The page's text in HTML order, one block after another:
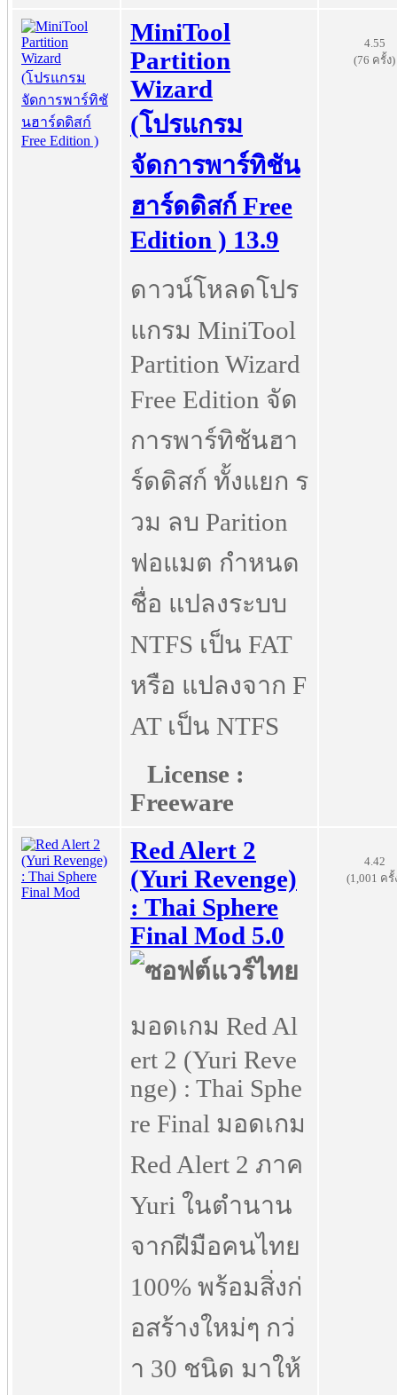
MiniTool
Partition
Wizard
(โปรแกรม
จัดการพาร์ทิชัน
ฮาร์ดดิสก์ Free
Edition ) 13.9
ดาวน์โหลดโปร
แกรม MiniTool
Partition Wizard
Free Edition จัด
การพาร์ทิชันฮา
ร์ดดิสก์ ทั้งแยก ร
วม ลบ Parition
ฟอแมต กำหนด
ชื่อ แปลงระบบ
NTFS เป็น FAT
หรือ แปลงจาก F
AT เป็น NTFS
License :
Freeware
4.55
(76 ครั้ง)
Red Alert 2
(Yuri Revenge)
: Thai Sphere
Final Mod 5.0
มอดเกม Red Al
ert 2 (Yuri Reve
nge) : Thai Sphe
re Final มอดเกม
Red Alert 2 ภาค
Yuri ในตำนาน
จากฝีมือคนไทย
100% พร้อมสิ่งก่
อสร้างใหม่ๆ กว่
า 30 ชนิด มาให้
4.42
(1,001 ครั้